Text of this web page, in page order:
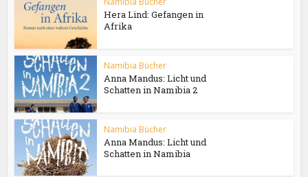
Hera Lind: Gefangen in
Afrika
Namibia Bücher
Anna Mandus: Licht und
Schatten in Namibia 2
Namibia Bücher
Anna Mandus: Licht und
Schatten in Namibia